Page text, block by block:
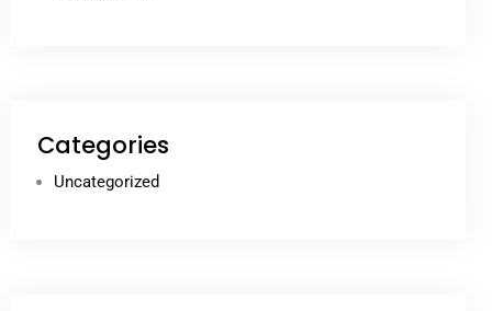
Categories
Uncategorized